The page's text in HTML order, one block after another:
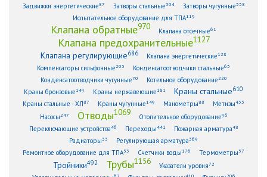
Задвижки энергетические87 Затворы стальные304 Затворы чугунные338
Испытательное оборудование для ТПА119
Клапана обратные970 Клапана отсечные61
Клапана предохранительные1127
Клапана регулирующие686 Клапана энергетические128
Компенсаторы сильфонные 203 Конденсатоотводчики стальные63
Конденсатоотводчики чугунные70 Котельное оборудование 220
Краны бронзовые149 Краны нержавеющие181 Краны стальные610
Краны стальные - ХЛ87 Краны чугунные149 Манометры88 Метизы433
Насосы 247 Отводы1069 Отопительное оборудование96
Переключающие устройства46 Переходы441 Пожарная арматура48
Радиаторы33 Регулирующая арматура369
Ремонтное оборудование для ТПА53 Счетчики воды176 Термометры 57
Тройники492 Трубы1156 Указатели уровня72
67 410 206